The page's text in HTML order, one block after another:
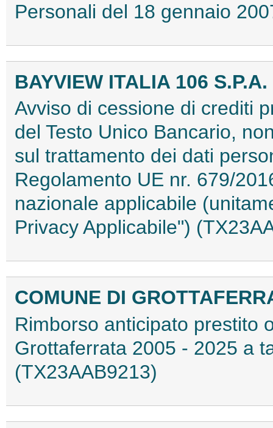
Personali del 18 gennaio
BAYVIEW ITALIA 106 S.P.A.
Avviso di cessione di crediti
del Testo Unico Bancario,
sul trattamento dei dati
Regolamento UE nr. 679/
nazionale applicabile
Privacy Applicabile")
COMUNE DI
Rimborso anticipato prestito
Grottaferrata 2005 - 2025 a
(TX23AAB9213)